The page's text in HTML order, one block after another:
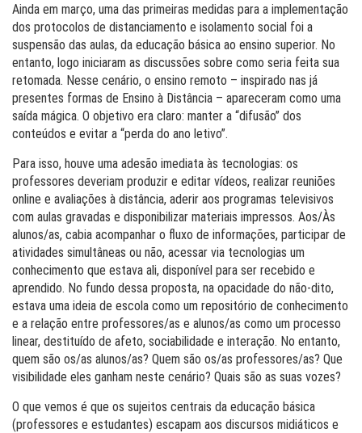
Ainda em março, uma das primeiras medidas para a implementação
dos protocolos de distanciamento e isolamento social foi a
suspensão das aulas, da educação básica ao ensino superior. No
entanto, logo iniciaram as discussões sobre como seria feita sua
retomada. Nesse cenário, o ensino remoto – inspirado nas já
presentes formas de Ensino à Distância – apareceram como uma
saída mágica. O objetivo era claro: manter a “difusão” dos
conteúdos e evitar a “perda do ano letivo”.
Para isso, houve uma adesão imediata às tecnologias: os
professores deveriam produzir e editar vídeos, realizar reuniões
online e avaliações à distância, aderir aos programas televisivos
com aulas gravadas e disponibilizar materiais impressos. Aos/Às
alunos/as, cabia acompanhar o fluxo de informações, participar de
atividades simultâneas ou não, acessar via tecnologias um
conhecimento que estava ali, disponível para ser recebido e
aprendido. No fundo dessa proposta, na opacidade do não-dito,
estava uma ideia de escola como um repositório de conhecimento
e a relação entre professores/as e alunos/as como um processo
linear, destituído de afeto, sociabilidade e interação. No entanto,
quem são os/as alunos/as? Quem são os/as professores/as? Que
visibilidade eles ganham neste cenário? Quais são as suas vozes?
O que vemos é que os sujeitos centrais da educação básica
(professores e estudantes) escapam aos discursos midiáticos e